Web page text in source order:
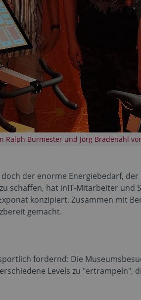
Ralph Burmester und Jörg Bradenahl
der enorme Energiebedarf,
schaffen, hat inIT-Mitarbeiter und
konzipiert. Zusammen mit
gemacht.
fordernd: Die
Levels zu "ertrampeln",